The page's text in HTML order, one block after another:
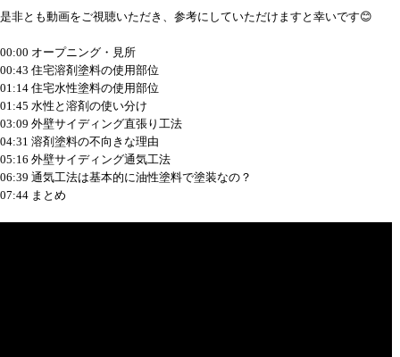
是非とも動画をご視聴いただき、参考にしていただけますと幸いです😊
00:00 オープニング・見所
00:43 住宅溶剤塗料の使用部位
01:14 住宅水性塗料の使用部位
01:45 水性と溶剤の使い分け
03:09 外壁サイディング直張り工法
04:31 溶剤塗料の不向きな理由
05:16 外壁サイディング通気工法
06:39 通気工法は基本的に油性塗料で塗装なの？
07:44 まとめ